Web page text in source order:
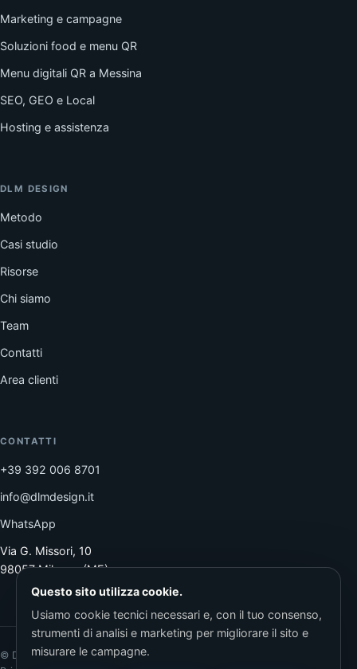
Marketing e campagne
Soluzioni food e menu QR
Menu digitali QR a Messina
SEO, GEO e Local
Hosting e assistenza
DLM DESIGN
Metodo
Casi studio
Risorse
Chi siamo
Team
Contatti
Area clienti
CONTATTI
+39 392 006 8701
info@dlmdesign.it
WhatsApp
Via G. Missori, 10
98057 Milazzo (ME)
© DlmDesign · P.IVA 03411690831 · REA ME-235699
Questo sito utilizza cookie.
Usiamo cookie tecnici necessari e, con il tuo consenso,
strumenti di analisi e marketing per migliorare il sito e
misurare le campagne.